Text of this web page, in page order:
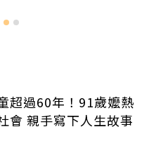
超過60年！91歲嬤熱
會 親手寫下人生故事